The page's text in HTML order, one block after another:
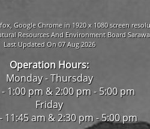
Google Chrome in 1920 x 1080 screen
Resources And Environment Board
Last Updated On 07 Aug 2026
Operation Hours:
Monday - Thursday
1:00 pm & 2:00 pm - 5:00 pm
Friday
11:45 am & 2:30 pm - 5:00 pm